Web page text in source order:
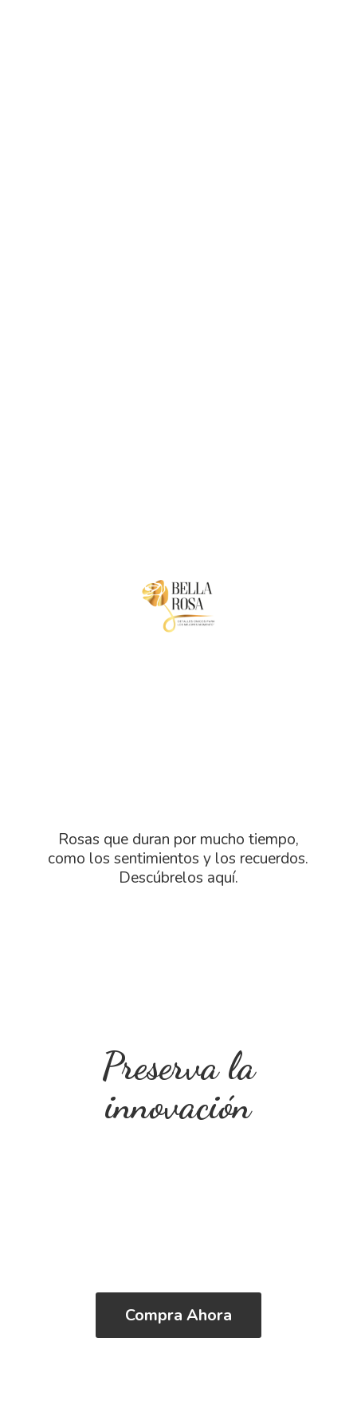
Preservala
innovación
Rosas que duran por mucho tiempo,
como los sentimientos y los recuerdos.
Descúbrelos aquí.
Compra Ahora